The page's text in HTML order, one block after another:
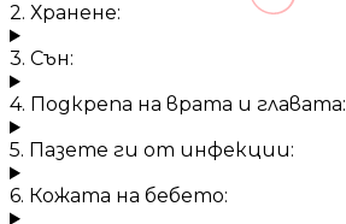
2. Хранене:
3. Сън:
4. Подкрепа на врата и главата:
5. Пазете ги от инфекции:
6. Кожата на бебето: